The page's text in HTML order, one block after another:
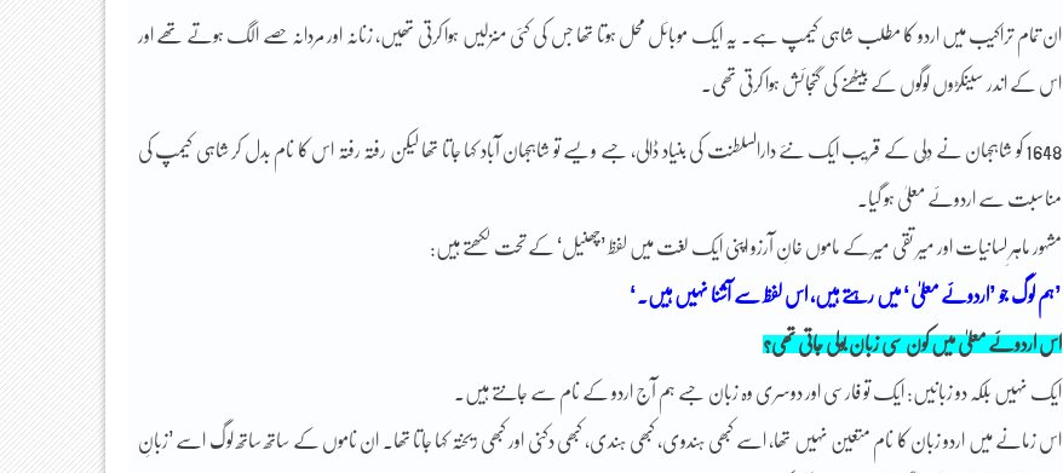
ان تمام تراکیب میں اردو کا مطلب شاہی کیمپ ہے۔ یہ ایک موبائل محل ہوتا تھا جس کی کئی منزلیں ہوا کرتی تھیں، زنانہ اور مردانہ حصے الگ ہوتے تھے اور
اس کے اندر سینکڑوں لوگوں کے بیٹھنے کی گنجائش ہوا کرتی تھی۔
1648 کو شاہجہان نے دِلّی کے قریب ایک نئے دارالسلطنت کی بنیاد ڈالی، جسے ویسے تو شاہجہان آباد کہا جاتا تھا لیکن رفتہ رفتہ اس کا نام بدل کر شاہی کیمپ کی
مناسبت سے اردوئے معلیٰ ہو گیا۔
مشہور ماہرِ لسانیات اور میر تقی میر ؔکے ماموں خانِ آرزو اپنی ایک لغت میں لفظ ’چھنیل‘ کے تحت لکھتے ہیں:
’ہم لوگ جو ’اردوئے معلیٰ‘ میں رہتے ہیں، اس لفظ سے آشنا نہیں ہیں۔‘
اس اردوئے معلیٰ میں کون سی زبان بولی جاتی تھی؟
ایک نہیں بلکہ دو زبانیں: ایک تو فارسی اور دوسری وہ زبان جسے ہم آج اردو کے نام سے جانتے ہیں۔
اس زمانے میں اردو زبان کا نام متعین نہیں تھا، اسے کبھی ہندوی، کبھی ہندی، کبھی دکنی اور کبھی ریختہ کہا جاتا تھا۔ ان ناموں کے ساتھ ساتھ لوگ اسے ’زبانِ